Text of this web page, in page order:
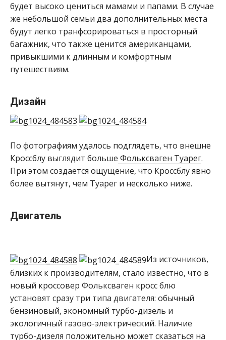
будет высоко цениться мамами и папами. В случае
же небольшой семьи два дополнительных места
будут легко транфсорироваться в просторный
багажник, что также ценится американцами,
привыкшими к длинным и комфортным
путешествиям.
Дизайн
По фотографиям удалось подглядеть, что внешне
Кроссблу выглядит больше Фольксваген Туарег.
При этом создается ощущение, что Кроссблу явно
более вытянут, чем Туарег и несколько ниже.
Двигатель
Из источников,
близких к производителям, стало известно, что в
новый кроссовер Фольксваген кросс блю
установят сразу три типа двигателя: обычный
бензиновый, экономный турбо-дизель и
экологичный газово-электрический. Наличие
турбо-дизеля положительно может сказаться на